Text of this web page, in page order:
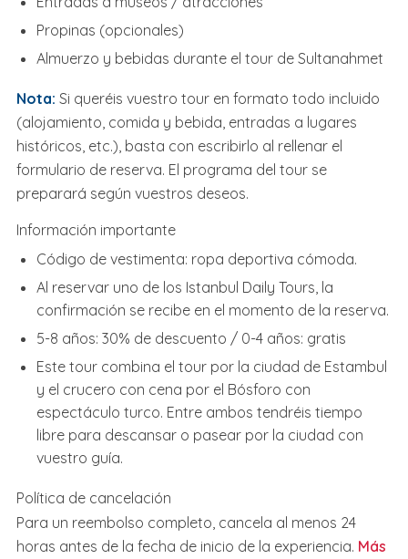
Propinas (opcionales)
Almuerzo y bebidas durante el tour de Sultanahmet
Nota: Si queréis vuestro tour en formato todo incluido
(alojamiento, comida y bebida, entradas a lugares
históricos, etc.), basta con escribirlo al rellenar el
formulario de reserva. El programa del tour se
preparará según vuestros deseos.
Información importante
Código de vestimenta: ropa deportiva cómoda.
Al reservar uno de los Istanbul Daily Tours, la
confirmación se recibe en el momento de la reserva.
5-8 años: 30% de descuento / 0-4 años: gratis
Este tour combina el tour por la ciudad de Estambul
y el crucero con cena por el Bósforo con
espectáculo turco. Entre ambos tendréis tiempo
libre para descansar o pasear por la ciudad con
vuestro guía.
Política de cancelación
Para un reembolso completo, cancela al menos 24
horas antes de la fecha de inicio de la experiencia. Más